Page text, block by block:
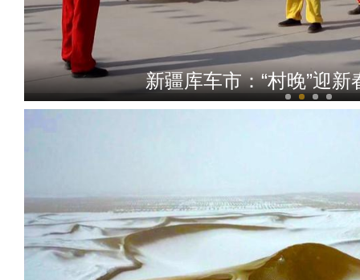
新疆库车市：“村晚”迎